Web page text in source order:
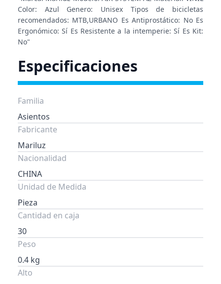
Color: Azul Genero: Unisex Tipos de bicicletas
recomendados: MTB,URBANO Es Antiprostático: No Es
Ergonómico: Sí Es Resistente a la intemperie: Sí Es Kit:
No"
Especificaciones
Familia
Asientos
Fabricante
Mariluz
Nacionalidad
CHINA
Unidad de Medida
Pieza
Cantidad en caja
30
Peso
0.4 kg
Alto